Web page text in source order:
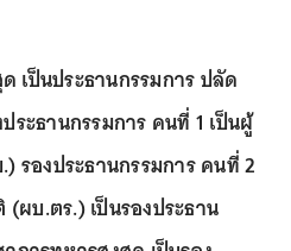
เป็นประธานกรรมการ ปลัด
ระธานกรรมการ คนที่ 1 เป็นผู้
องประธานกรรมการ คนที่ 2
บ.ตร.) เป็นรองประธาน